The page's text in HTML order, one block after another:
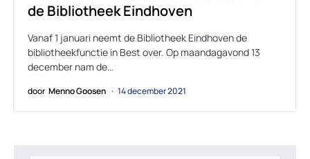
de Bibliotheek Eindhoven
Vanaf 1 januari neemt de Bibliotheek Eindhoven de
bibliotheekfunctie in Best over. Op maandagavond 13
december nam de…
door Menno Goosen 14 december 2021